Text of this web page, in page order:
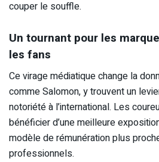
couper le souffle.
Un tournant pour les
les fans
Ce virage médiatique change la
comme Salomon, y trouvent un
notoriété à l’international. Les
bénéficier d’une meilleure
modèle de rémunération plus
professionnels.